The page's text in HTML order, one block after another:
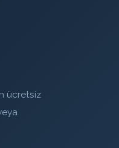
ücretsiz